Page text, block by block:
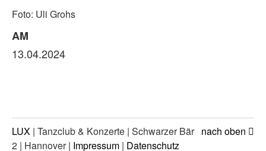
Foto: Uli Grohs
AM
13.04.2024
nach oben
LUX | Tanzclub & Konzerte | Schwarzer Bär
2 | Hannover | Impressum | Datenschutz